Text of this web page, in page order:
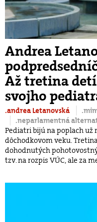
Andrea
Až tretina
svojho
.andrea Letanovská
.neparlamentná
Pediatri bijú na poplach už
dôchodkovom veku.
dohodnutých
tzv. na rozpis VÚC, ale za